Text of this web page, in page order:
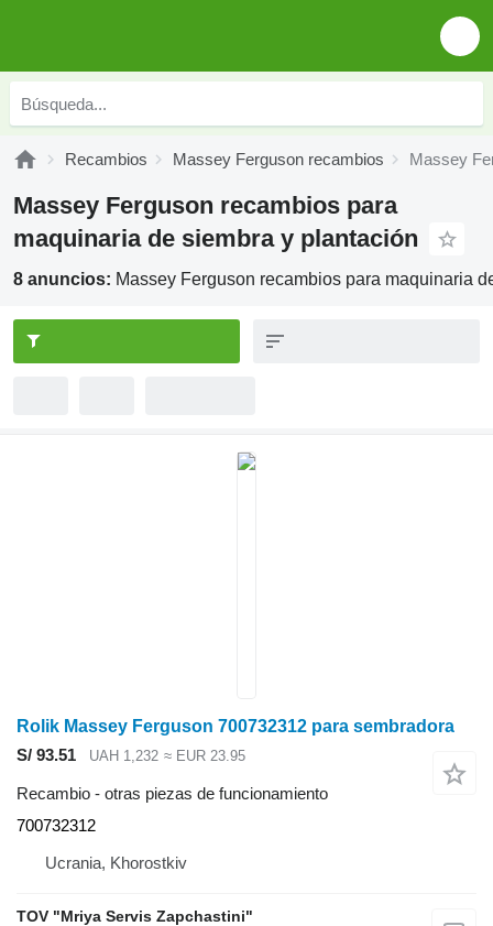
Recambios Massey Ferguson recambios Massey
Massey Ferguson recambios para
maquinaria de siembra y plantación
8 anuncios: Massey Ferguson recambios para maquinaria
Rolik Massey Ferguson 700732312 para sembradora
S/ 93.51
UAH 1,232 ≈ EUR 23.95
Recambio - otras piezas de funcionamiento
700732312
Ucrania, Khorostkiv
TOV "Mriya Servis Zapchastini"